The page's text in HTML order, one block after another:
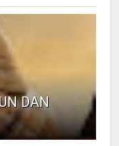
DAN